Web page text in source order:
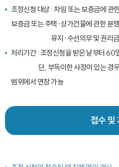
조정신청 대상 : 차임 또는 보증금에 관
보증금 또는 주택·상가건물에 관한 분
유지·수선의무 및 권리금에
처리기간 : 조정신청을 받은 날부터 60
단, 부득이한 사정이 있는 경우
범위에서 연장 가능
접수 및